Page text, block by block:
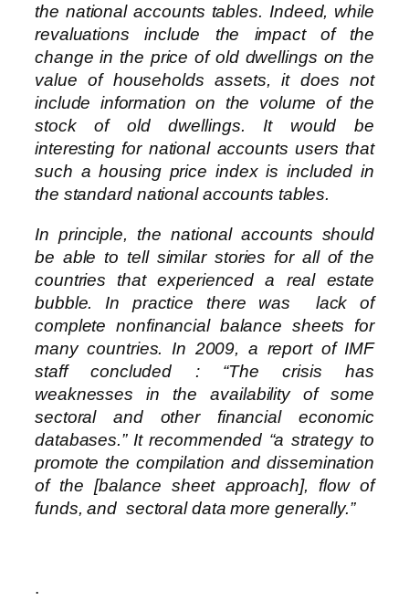
the national accounts tables. Indeed, while
revaluations include the impact of the
change in the price of old dwellings on the
value of households assets, it does not
include information on the volume of the
stock of old dwellings. It would be
interesting for national accounts users that
such a housing price index is included in
the standard national accounts tables.
In principle, the national accounts should
be able to tell similar stories for all of the
countries that experienced a real estate
bubble. In practice there was lack of
complete nonfinancial balance sheets for
many countries. In 2009, a report of IMF
staff concluded : “The crisis has
weaknesses in the availability of some
sectoral and other financial economic
databases.” It recommended “a strategy to
promote the compilation and dissemination
of the [balance sheet approach], flow of
funds, and sectoral data more generally.”
.